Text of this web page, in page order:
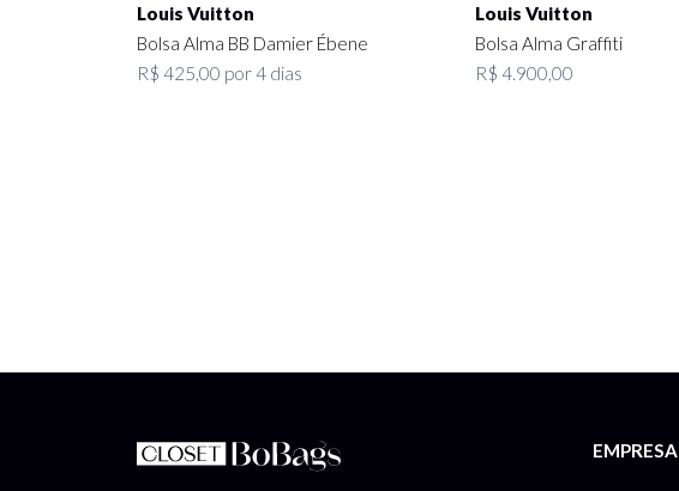
Louis Vuitton
Bolsa Alma BB Damier Ébene
R$ 425,00 por 4 dias
Louis Vuitton
Bolsa Alma Graffiti
R$ 4.900,00
EMPRESA